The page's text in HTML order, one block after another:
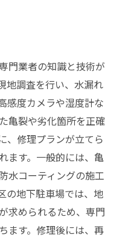
門業者の知識と技術が
地調査を行い、水漏れ
感度カメラや湿度計な
亀裂や劣化箇所を正確
、修理プランが立てら
ます。一般的には、亀
水コーティングの施工
の地下駐車場では、地
求められるため、専門
ます。修理後には、再